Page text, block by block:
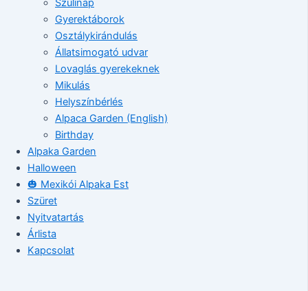
Szülinap
Gyerektáborok
Osztálykirándulás
Állatsimogató udvar
Lovaglás gyerekeknek
Mikulás
Helyszínbérlés
Alpaca Garden (English)
Birthday
Alpaka Garden
Halloween
🎃 Mexikói Alpaka Est
Szüret
Nyitvatartás
Árlista
Kapcsolat